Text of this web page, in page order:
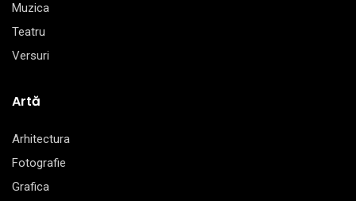
Muzica
Teatru
Versuri
Artă
Arhitectura
Fotografie
Grafica